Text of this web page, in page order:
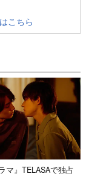
こちら
マ』TELASAで独占